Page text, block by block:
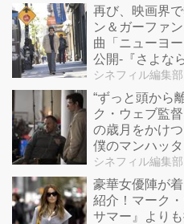
再び、映画界
ン＆ガーファ
曲「ニューヨ
公開-『さよな
シネフィル編集部
“ずっと頭から
ク・ウェブ監
の歳月をかけ
僕のマンハッ
シネフィル編集部
豪華女優陣が
紹介！マーク
サマー』より